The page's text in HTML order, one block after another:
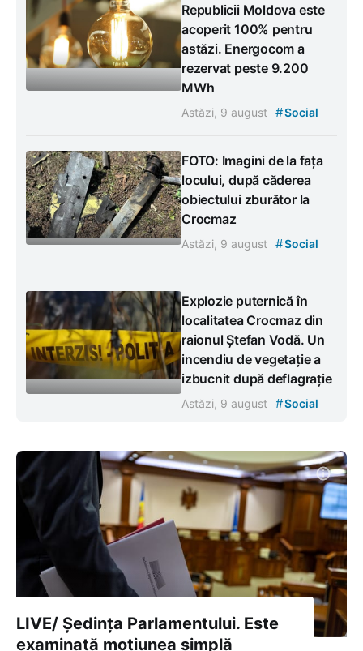
Republicii Moldova este
acoperit 100% pentru
astăzi. Energocom a
rezervat peste 9.200
MWh
Astăzi, 9 august #Social
FOTO: Imagini de la fața
locului, după căderea
obiectului zburător la
Crocmaz
Astăzi, 9 august #Social
Explozie puternică în
localitatea Crocmaz din
raionul Ștefan Vodă. Un
incendiu de vegetație a
izbucnit după deflagrație
Astăzi, 9 august #Social
LIVE/ Ședința Parlamentului. Este
examinată moțiunea simplă